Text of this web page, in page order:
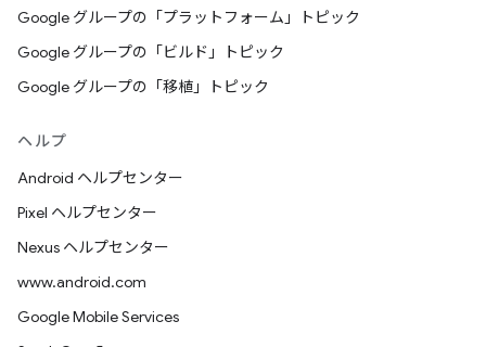
Google グループの「プラットフォーム」トピック
Google グループの「ビルド」トピック
Google グループの「移植」トピック
ヘルプ
Android ヘルプセンター
Pixel ヘルプセンター
Nexus ヘルプセンター
www.android.com
Google Mobile Services